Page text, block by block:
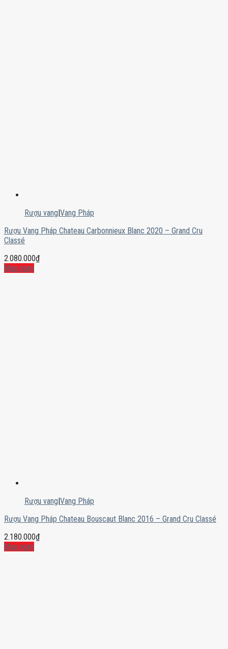
Rượu vang|Vang Pháp
Rượu Vang Pháp Chateau Carbonnieux Blanc 2020 – Grand Cru
Classé
2.080.000₫
Mua ngay
Rượu vang|Vang Pháp
Rượu Vang Pháp Chateau Bouscaut Blanc 2016 – Grand Cru Classé
2.180.000₫
Mua ngay